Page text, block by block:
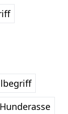
Hunderasse